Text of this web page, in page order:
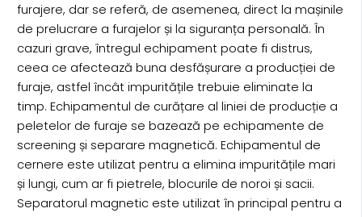
furajere, dar se referă, de asemenea, direct la mașinile
de prelucrare a furajelor și la siguranța personală. În
cazuri grave, întregul echipament poate fi distrus,
ceea ce afectează buna desfășurare a producției de
furaje, astfel încât impuritățile trebuie eliminate la
timp. Echipamentul de curățare al liniei de producție a
peletelor de furaje se bazează pe echipamente de
screening și separare magnetică. Echipamentul de
cernere este utilizat pentru a elimina impuritățile mari
și lungi, cum ar fi pietrele, blocurile de noroi și sacii.
Separatorul magnetic este utilizat în principal pentru a